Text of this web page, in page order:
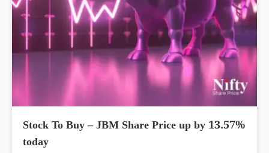
Stock To Buy – JBM Share Price up by 13.57%
today